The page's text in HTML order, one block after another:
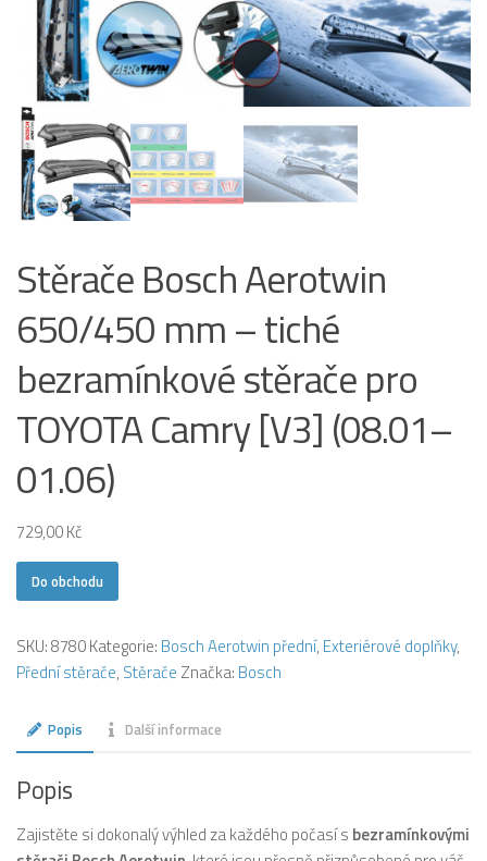
Stěrače Bosch Aerotwin
650/450 mm – tiché
bezramínkové stěrače pro
TOYOTA Camry [V3] (08.01–
01.06)
729,00Kč
Do obchodu
SKU:8780Kategorie: Bosch Aerotwin přední, Exteriérové doplňky,
Přední stěrače, Stěrače Značka: Bosch
Popis Další informace
Popis
Zajistěte si dokonalý výhled za každého počasí s bezramínkovými